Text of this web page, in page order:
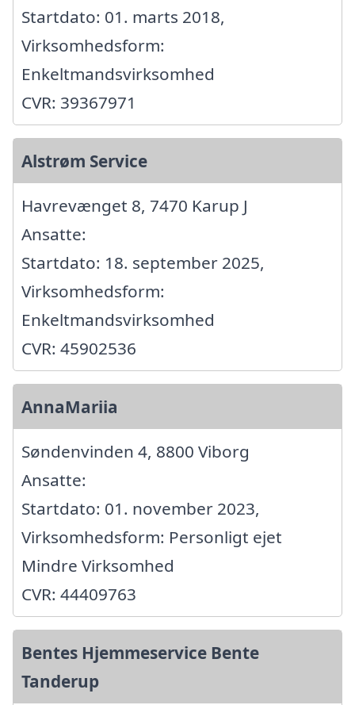
Startdato: 01. marts 2018,
Virksomhedsform:
Enkeltmandsvirksomhed
CVR: 39367971
Alstrøm Service
Havrevænget 8, 7470 Karup J
Ansatte:
Startdato: 18. september 2025,
Virksomhedsform:
Enkeltmandsvirksomhed
CVR: 45902536
AnnaMariia
Søndenvinden 4, 8800 Viborg
Ansatte:
Startdato: 01. november 2023,
Virksomhedsform: Personligt ejet
Mindre Virksomhed
CVR: 44409763
Bentes Hjemmeservice Bente
Tanderup